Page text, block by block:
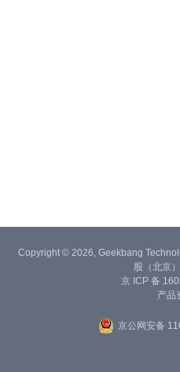
Copyright © 2026, Geekbang
股（北京
京 ICP 备
产品
京公网安备